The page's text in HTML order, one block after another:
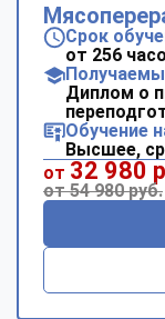
Срок
от 256
Диплом о
Обучение
Высшее,
от 32 980
от 54 980 руб.